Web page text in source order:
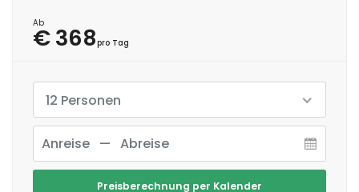
Ab
€ 368pro Tag
12 Personen
Preisberechnung per Kalender